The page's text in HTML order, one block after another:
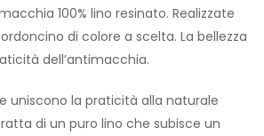
100% lino resinato. Realizzate
di colore a scelta. La bellezza
dell’antimacchia.
uniscono la praticità alla naturale
di un puro lino che subisce un